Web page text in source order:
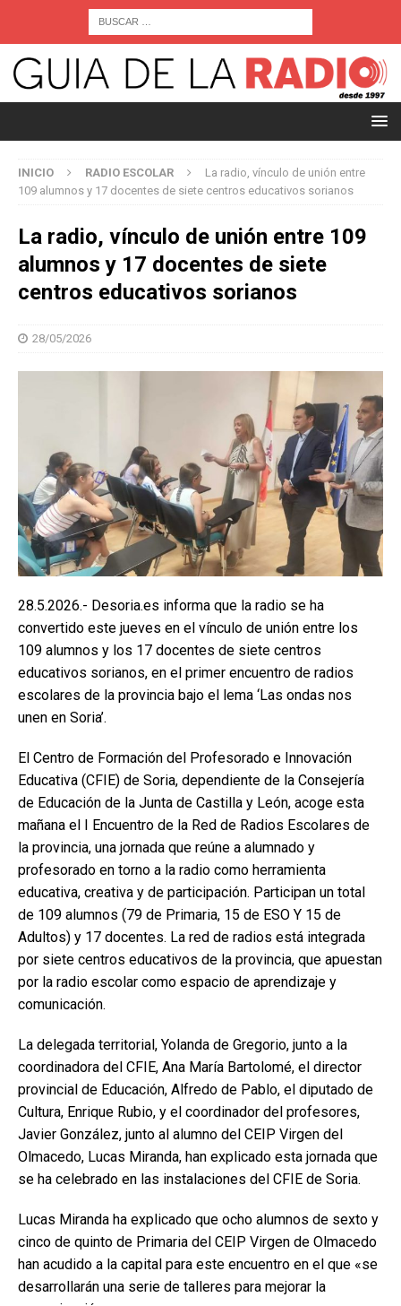
INICIO RADIO ESCOLAR
La radio, vínculo de unión entre
109 alumnos y 17 docentes de siete centros educativos sorianos
La radio, vínculo de unión entre 109
alumnos y 17 docentes de siete
centros educativos sorianos
28/05/2026
28.5.2026.- Desoria.es informa que la radio se ha
convertido este jueves en el vínculo de unión entre los
109 alumnos y los 17 docentes de siete centros
educativos sorianos, en el primer encuentro de radios
escolares de la provincia bajo el lema ‘Las ondas nos
unen en Soria’.
El Centro de Formación del Profesorado e Innovación
Educativa (CFIE) de Soria, dependiente de la Consejería
de Educación de la Junta de Castilla y León, acoge esta
mañana el I Encuentro de la Red de Radios Escolares de
la provincia, una jornada que reúne a alumnado y
profesorado en torno a la radio como herramienta
educativa, creativa y de participación. Participan un total
de 109 alumnos (79 de Primaria, 15 de ESO Y 15 de
Adultos) y 17 docentes. La red de radios está integrada
por siete centros educativos de la provincia, que apuestan
por la radio escolar como espacio de aprendizaje y
comunicación.
La delegada territorial, Yolanda de Gregorio, junto a la
coordinadora del CFIE, Ana María Bartolomé, el director
provincial de Educación, Alfredo de Pablo, el diputado de
Cultura, Enrique Rubio, y el coordinador del profesores,
Javier González, junto al alumno del CEIP Virgen del
Olmacedo, Lucas Miranda, han explicado esta jornada que
se ha celebrado en las instalaciones del CFIE de Soria.
Lucas Miranda ha explicado que ocho alumnos de sexto y
cinco de quinto de Primaria del CEIP Virgen de Olmacedo
han acudido a la capital para este encuentro en el que «se
desarrollarán una serie de talleres para mejorar la